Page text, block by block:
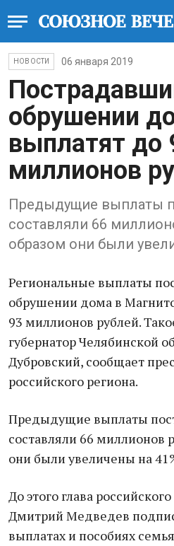
НОВОСТИ 06 января 2019
обрушении
выплатят до
миллионов
Предыдущие выплаты
составляли 66
образом они были
Региональные выплаты
обрушении дома в
93 миллионов рублей.
губернатор Челябинской
Дубровский, сообщает
российского региона.
Предыдущие выплаты
составляли 66 миллионов
они были увеличены на
До этого глава
Дмитрий Медведев
выплатах и пособиях